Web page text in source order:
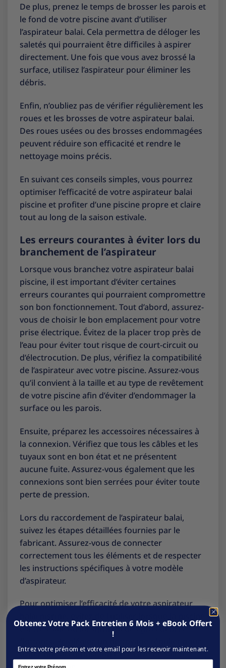
De plus, prenez le temps de brosser les parois et
le fond de votre piscine avant d’utiliser
l’aspirateur balai. Cela permettra de déloger les
saletés qui pourraient être difficiles à aspirer
directement. Une fois que vous avez brossé la
surface, utilisez l’aspirateur pour éliminer les
débris.
Enfin, n’oubliez pas de vérifier régulièrement les
roues et les brosses de votre aspirateur balai.
Des roues usées ou des brosses endommagées
peuvent réduire son efficacité et rendre le
nettoyage moins précis.
En suivant ces conseils simples, vous pourrez
optimiser l’efficacité de votre aspirateur balai
piscine et profiter d’une piscine propre et claire
tout au long de la saison estivale.
Les erreurs courantes à éviter lors du
branchement de l’aspirateur
Lorsque vous branchez votre aspirateur balai
piscine, il est important d’éviter certaines
erreurs courantes qui pourraient compromettre
son bon fonctionnement. Tout d’abord, assurez-
vous de choisir le bon emplacement pour votre
prise électrique. Évitez de la placer trop près de
l’eau pour éviter tout risque de court-circuit ou
d’électrocution. De plus, vérifiez la compatibilité
de l’aspirateur avec votre piscine. Assurez-vous
qu’il convient à la taille et au type de revêtement
de votre piscine afin d’éviter d’endommager la
surface ou les parois.
Ensuite, préparez les accessoires nécessaires à
la connexion. Vérifiez que tous les câbles et les
tuyaux sont en bon état et ne présentent
aucune fuite. Assurez-vous également que les
connexions sont bien serrées pour éviter toute
perte de pression.
Lors du raccordement de l’aspirateur balai,
suivez les étapes détaillées fournies par le
fabricant. Assurez-vous de connecter
correctement tous les éléments et de respecter
les instructions spécifiques à votre modèle
d’aspirateur.
Pour optimiser l’efficacité de votre aspirateur
est très sale ou lorsqu’il y a des gros débris
éviter une accumulation excessive de saleté
Obtenez Votre Pack Entretien 6 Mois + eBook Offert
!
Entrez votre prénom et votre email pour les recevoir maintenant.
Name